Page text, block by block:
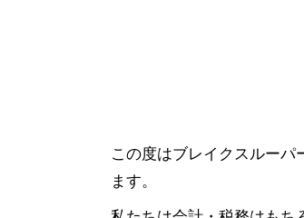
会社設立 税理士
節税対策 法人
会社設立 流れ
資金調達 港区 相談
この度はブレイクスルー
ます。